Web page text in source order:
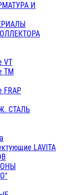
И
VT
ТМ
FRAP
СТАЛЬ
LAVITA